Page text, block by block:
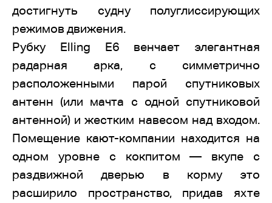
достигнуть судну полуглиссирующих
режимов движения.
Рубку Elling E6 венчает элегантная
радарная арка, с симметрично
расположенными парой спутниковых
антенн (или мачта с одной спутниковой
антенной) и жестким навесом над входом.
Помещение кают-компании находится на
одном уровне с кокпитом — вкупе с
раздвижной дверью в корму это
расширило пространство, придав яхте